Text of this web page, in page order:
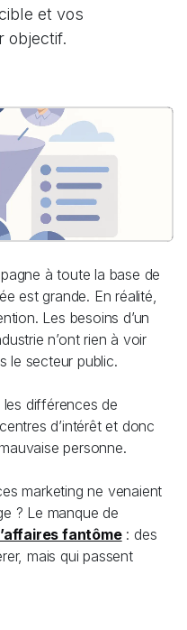
et vos
objectif.
à toute la base de
est grande. En réalité,
Les besoins d’un
n’ont rien à voir
le secteur public.
les différences de
d’intérêt et donc
personne.
marketing ne venaient
? Le manque de
fantôme: des
mais qui passent